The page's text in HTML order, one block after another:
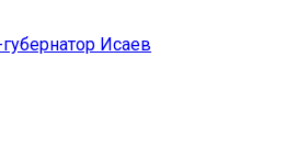
Исаев